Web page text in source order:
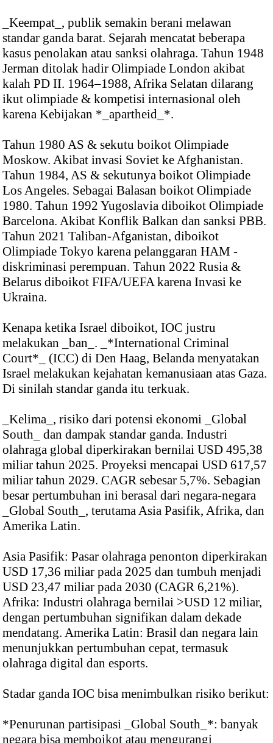
_Keempat_, publik semakin berani melawan
standar ganda barat. Sejarah mencatat beberapa
kasus penolakan atau sanksi olahraga. Tahun 1948
Jerman ditolak hadir Olimpiade London akibat
kalah PD II. 1964–1988, Afrika Selatan dilarang
ikut olimpiade & kompetisi internasional oleh
karena Kebijakan *_apartheid_*.
Tahun 1980 AS & sekutu boikot Olimpiade
Moskow. Akibat invasi Soviet ke Afghanistan.
Tahun 1984, AS & sekutunya boikot Olimpiade
Los Angeles. Sebagai Balasan boikot Olimpiade
1980. Tahun 1992 Yugoslavia diboikot Olimpiade
Barcelona. Akibat Konflik Balkan dan sanksi PBB.
Tahun 2021 Taliban-Afganistan, diboikot
Olimpiade Tokyo karena pelanggaran HAM -
diskriminasi perempuan. Tahun 2022 Rusia &
Belarus diboikot FIFA/UEFA karena Invasi ke
Ukraina.
Kenapa ketika Israel diboikot, IOC justru
melakukan _ban_. _*International Criminal
Court*_ (ICC) di Den Haag, Belanda menyatakan
Israel melakukan kejahatan kemanusiaan atas Gaza.
Di sinilah standar ganda itu terkuak.
_Kelima_, risiko dari potensi ekonomi _Global
South_ dan dampak standar ganda. Industri
olahraga global diperkirakan bernilai USD 495,38
miliar tahun 2025. Proyeksi mencapai USD 617,57
miliar tahun 2029. CAGR sebesar 5,7%. Sebagian
besar pertumbuhan ini berasal dari negara-negara
_Global South_, terutama Asia Pasifik, Afrika, dan
Amerika Latin.
Asia Pasifik: Pasar olahraga penonton diperkirakan
USD 17,36 miliar pada 2025 dan tumbuh menjadi
USD 23,47 miliar pada 2030 (CAGR 6,21%).
Afrika: Industri olahraga bernilai >USD 12 miliar,
dengan pertumbuhan signifikan dalam dekade
mendatang. Amerika Latin: Brasil dan negara lain
menunjukkan pertumbuhan cepat, termasuk
olahraga digital dan esports.
Stadar ganda IOC bisa menimbulkan risiko berikut:
*Penurunan partisipasi _Global South_*: banyak
negara bisa memboikot atau mengurangi